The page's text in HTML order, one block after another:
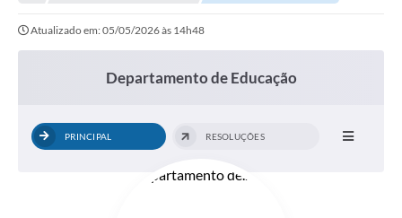
Atualizado em: 05/05/2026 às 14h48
Departamento de Educação
PRINCIPAL RESOLUÇÕES